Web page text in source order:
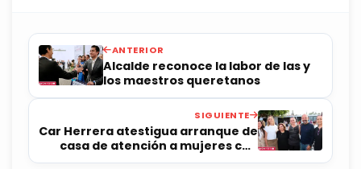
ANTERIOR
Alcalde reconoce la labor de las y
los maestros queretanos
SIGUIENTE
Car Herrera atestigua arranque de
casa de atención a mujeres con
discapacidad